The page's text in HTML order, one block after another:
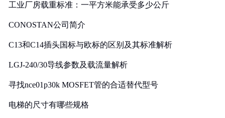
工业厂房载重标准：一平方米能承受多少公斤
CONOSTAN公司简介
C13和C14插头国标与欧标的区别及其标准解析
LGJ-240/30导线参数及载流量解析
寻找nce01p30k MOSFET管的合适替代型号
电梯的尺寸有哪些规格